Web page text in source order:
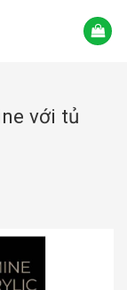
với tủ